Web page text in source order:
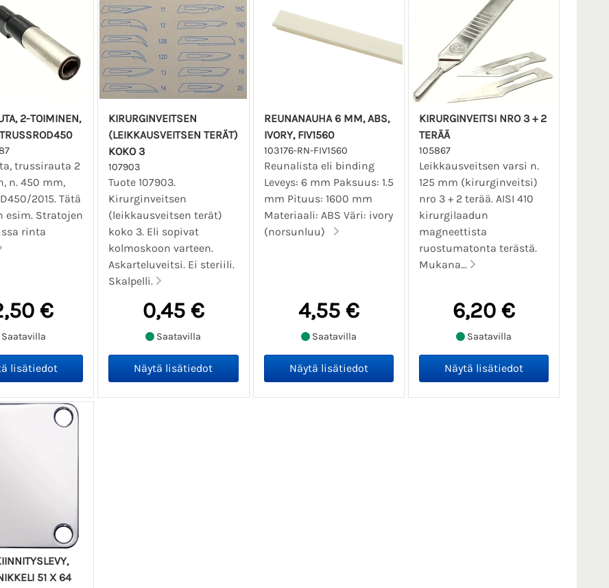
2-TOIMINEN,
trussirauta 2
n. 450 mm,
2015. Tätä
esim. Stratojen
rinta
€
Saatavilla
KIRURGINVEITSEN
(LEIKKAUSVEITSEN TERÄT)
KOKO 3
107903
Tuote 107903.
Kirurginveitsen
(leikkausveitsen terät)
koko 3. Eli sopivat
kolmoskoon varteen.
Askarteluveitsi. Ei steriili.
Skalpelli.
0,45 €
Saatavilla
REUNANAUHA 6 MM, ABS,
IVORY, FIV1560
103176-RN-FIV1560
Reunalista eli binding
Leveys: 6 mm Paksuus: 1.5
mm Pituus: 1600 mm
Materiaali: ABS Väri: ivory
(norsunluu)
4,55 €
Saatavilla
KIRURGINVEITSI NRO 3 + 2
TERÄÄ
105867
Leikkausveitsen varsi n.
125 mm (kirurginveitsi)
nro 3 + 2 terää. AISI 410
kirurgilaadun
magneettista
ruostumatonta terästä.
Mukana...
6,20 €
Saatavilla
51 X 64